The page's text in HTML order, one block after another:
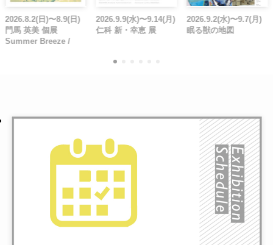
2026.8.2(日)〜8.9(日)
門馬 英美 個展
Summer Breeze /
2026.9.9(水)〜9.14(月)
仁科 新・幸恵 展
2026.9.2(水)〜9.7(月)
眠る獣の地図